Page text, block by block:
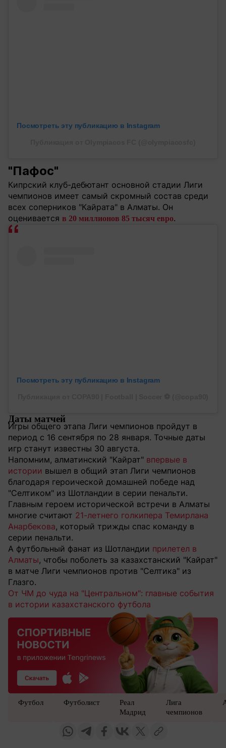
Посмотреть эту публикацию в Instagram
"Пафос"
Кипрский клуб-дебютант основной стадии Лиги
чемпионов имеет самый скромный состав среди
всех соперников "Кайрата" в Алматы. Он
оценивается в 20 миллионов 85 тысяч евро.
Посмотреть эту публикацию в Instagram
Даты матчей
Игры общего этапа Лиги чемпионов пройдут в
период с 16 сентября по 28 января. Точные даты
игр станут известны 30 августа.
Напомним, алматинский "Кайрат" впервые в
истории вышел в общий этап Лиги чемпионов
благодаря героической домашней победе над
"Селтиком" из Шотландии в серии пенальти.
Главным героем исторической встречи в Алматы
многие считают 21-летнего голкипера Темирлана
Анарбекова, который трижды спас команду в
серии пенальти.
А футбольный фанат из Шотландии прилетел в
Алматы, чтобы поболеть за казахстанский "Кайрат"
в матче Лиги чемпионов против "Селтика" из
Глазго.
От ЧМ до чуда на "Центральном": главные события
в истории казахстанского футбола
Футбол Футболист
Реал
Мадрид
Лига
чемпионов